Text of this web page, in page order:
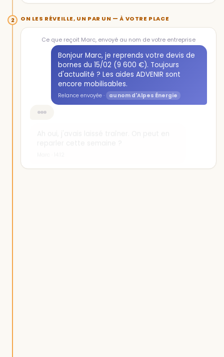
2 ON LES RÉVEILLE, UN PAR UN — À VOTRE PLACE
Ce que reçoit Marc, envoyé au nom de votre entreprise
Bonjour Marc, je reprends votre devis de
bornes du 15/02 (9 600 €). Toujours
d'actualité ? Les aides ADVENIR sont
encore mobilisables.
Relance envoyée · au nom d'Alpes Énergie